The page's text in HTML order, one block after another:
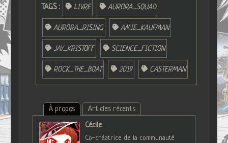
TAGS : LIVRE AURORA_SQUAD
AURORA_RISING AMIE_KAUFMAN
JAY_KRISTOFF SCIENCE_FICTION
ROCK_THE_BOAT 2019 CASTERMAN
À propos
Articles récents
Cécile
Co-créatrice de la communauté